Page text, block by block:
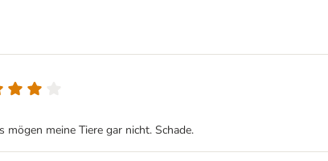
meine Tiere gar nicht. Schade.